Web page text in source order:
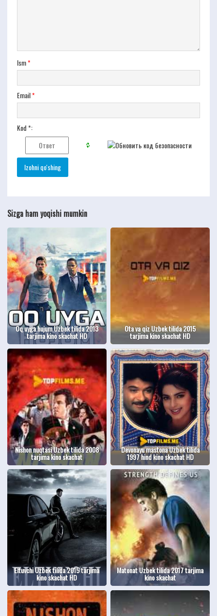
Ism*
Email*
Kod *:
Sizga ham yoqishi mumkin
Oq uyga hujum Uzbek tilida 2013
tarjima kino skachat HD
Ota va qiz Uzbek tilida 2015
tarjima kino skachat HD
Nishon nuqtasi Uzbek tilida 2008
tarjima kino skachat
Devonayu mastona Uzbek tilida
1997 hind kino skachat HD
Eltuvchi Uzbek tilida 2015 tarjima
kino skachat HD
Matonat Uzbek tilida 2017 tarjima
kino skachat